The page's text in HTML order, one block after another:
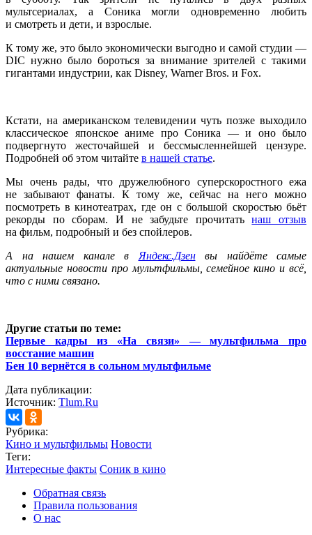
мультсериалах, а Соника могли одновременно любить
и смотреть и дети, и взрослые.
К тому же, это было экономически выгодно и самой студии —
DIC нужно было бороться за внимание зрителей с такими
гигантами индустрии, как Disney, Warner Bros. и Fox.
Кстати, на американском телевидении чуть позже выходило
классическое японское аниме про Соника — и оно было
подвергнуто жесточайшей и бессмысленнейшей цензуре.
Подробней об этом читайте в нашей статье.
Мы очень рады, что дружелюбного суперскоростного ежа
не забывают фанаты. К тому же, сейчас на него можно
посмотреть в кинотеатрах, где он с большой скоростью бьёт
рекорды по сборам. И не забудьте прочитатьнаш отзыв
на фильм, подробный и без спойлеров.
А на нашем канале в Яндекс.Дзенвы найдёте самые
актуальные новости про мультфильмы, семейное кино и всё,
что с ними связано.
Другие статьи по теме:
Первые кадры из «На связи» — мультфильма про
восстание машин
Бен 10 вернётся в сольном мультфильме
Дата публикации:
Источник: Tlum.Ru
Рубрика:
Кино и мультфильмы Новости
Теги:
Интересные факты Соник в кино
Обратная связь
Правила пользования
О нас